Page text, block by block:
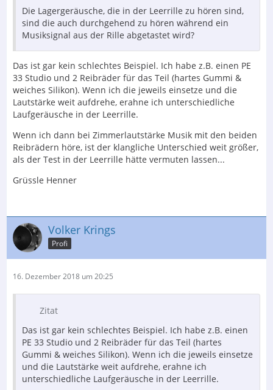
Die Lagergeräusche, die in der Leerrille zu hören sind,
sind die auch durchgehend zu hören während ein
Musiksignal aus der Rille abgetastet wird?
Das ist gar kein schlechtes Beispiel. Ich habe z.B. einen PE
33 Studio und 2 Reibräder für das Teil (hartes Gummi &
weiches Silikon). Wenn ich die jeweils einsetze und die
Lautstärke weit aufdrehe, erahne ich unterschiedliche
Laufgeräusche in der Leerrille.
Wenn ich dann bei Zimmerlautstärke Musik mit den beiden
Reibrädern höre, ist der klangliche Unterschied weit größer,
als der Test in der Leerrille hätte vermuten lassen...
Grüssle Henner
Volker Krings
Profi
16. Dezember 2018 um 20:25
Zitat
Das ist gar kein schlechtes Beispiel. Ich habe z.B. einen
PE 33 Studio und 2 Reibräder für das Teil (hartes
Gummi & weiches Silikon). Wenn ich die jeweils einsetze
und die Lautstärke weit aufdrehe, erahne ich
unterschiedliche Laufgeräusche in der Leerrille.